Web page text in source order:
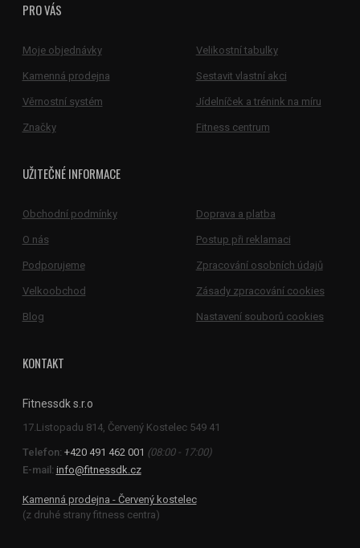
PRO VÁS
Moje objednávky Velikostní tabulky
Kamenná prodejna Sestavit vlastní akci
Věrnostní systém Jídelníček a trénink na míru
Značky Fitness centrum
UŽITEČNÉ INFORMACE
Obchodní podmínky Doprava a platba
O nás Postup při reklamaci
Podporujeme Zpracování osobních údajů
Velkoobchod Zásady zpracování cookies
Blog Nastavení souborů cookies
KONTAKT
Fitnessdk s.r.o
Telefon: +420 491 462 001 (08:00 - 17:00)
E-mail: info@fitnessdk.cz
Kamenná prodejna - Červený kostelec
(z druhé strany fitness centra)